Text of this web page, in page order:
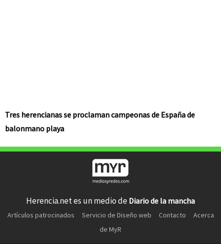
Tres herencianas se proclaman campeonas de España de
balonmano playa
Herencia.net es un medio de Diario de la mancha
Artículos patrocinados Servicio de Diseño web Contacto
Acerca
de MyR